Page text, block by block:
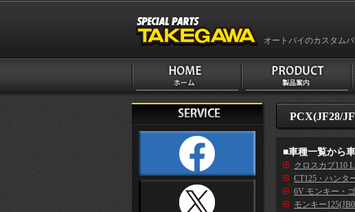
オートバイのカスタム
PCX(JF28/
■車種一覧から
クロスカブ110
CT125・ハンタ
6V モンキー・
モンキー